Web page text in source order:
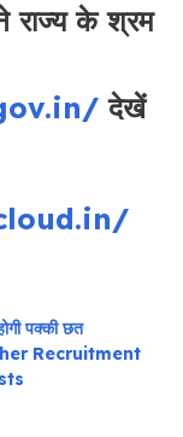
राज्य के श्रम
देखें
पक्की छत
Recruitment